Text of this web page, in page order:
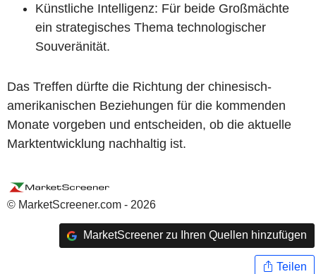
Künstliche Intelligenz: Für beide Großmächte
ein strategisches Thema technologischer
Souveränität.
Das Treffen dürfte die Richtung der chinesisch-
amerikanischen Beziehungen für die kommenden
Monate vorgeben und entscheiden, ob die aktuelle
Marktentwicklung nachhaltig ist.
© MarketScreener.com - 2026
MarketScreener zu Ihren Quellen hinzufügen
Teilen